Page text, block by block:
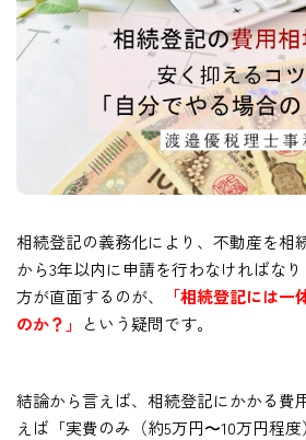
相続登記の義務化により、不動産を相
から3年以内に申請を行わなければな
方が直面するのが、
「相続登記には
のか？」
という疑問です。
結論から言えば、相続登記にかかる費
えば「実費のみ（約5万円〜10万円程